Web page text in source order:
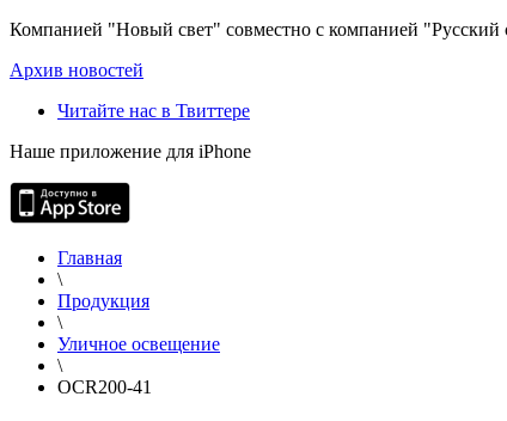
Компанией "Новый свет" совместно с компанией "Русский
Архив новостей
Читайте нас в Твиттере
Наше приложение для iPhone
Главная
\
Продукция
\
Уличное освещение
\
OCR200-41